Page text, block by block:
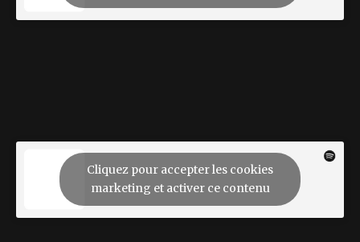
Cliquez pour accepter les cookies
marketing et activer ce contenu